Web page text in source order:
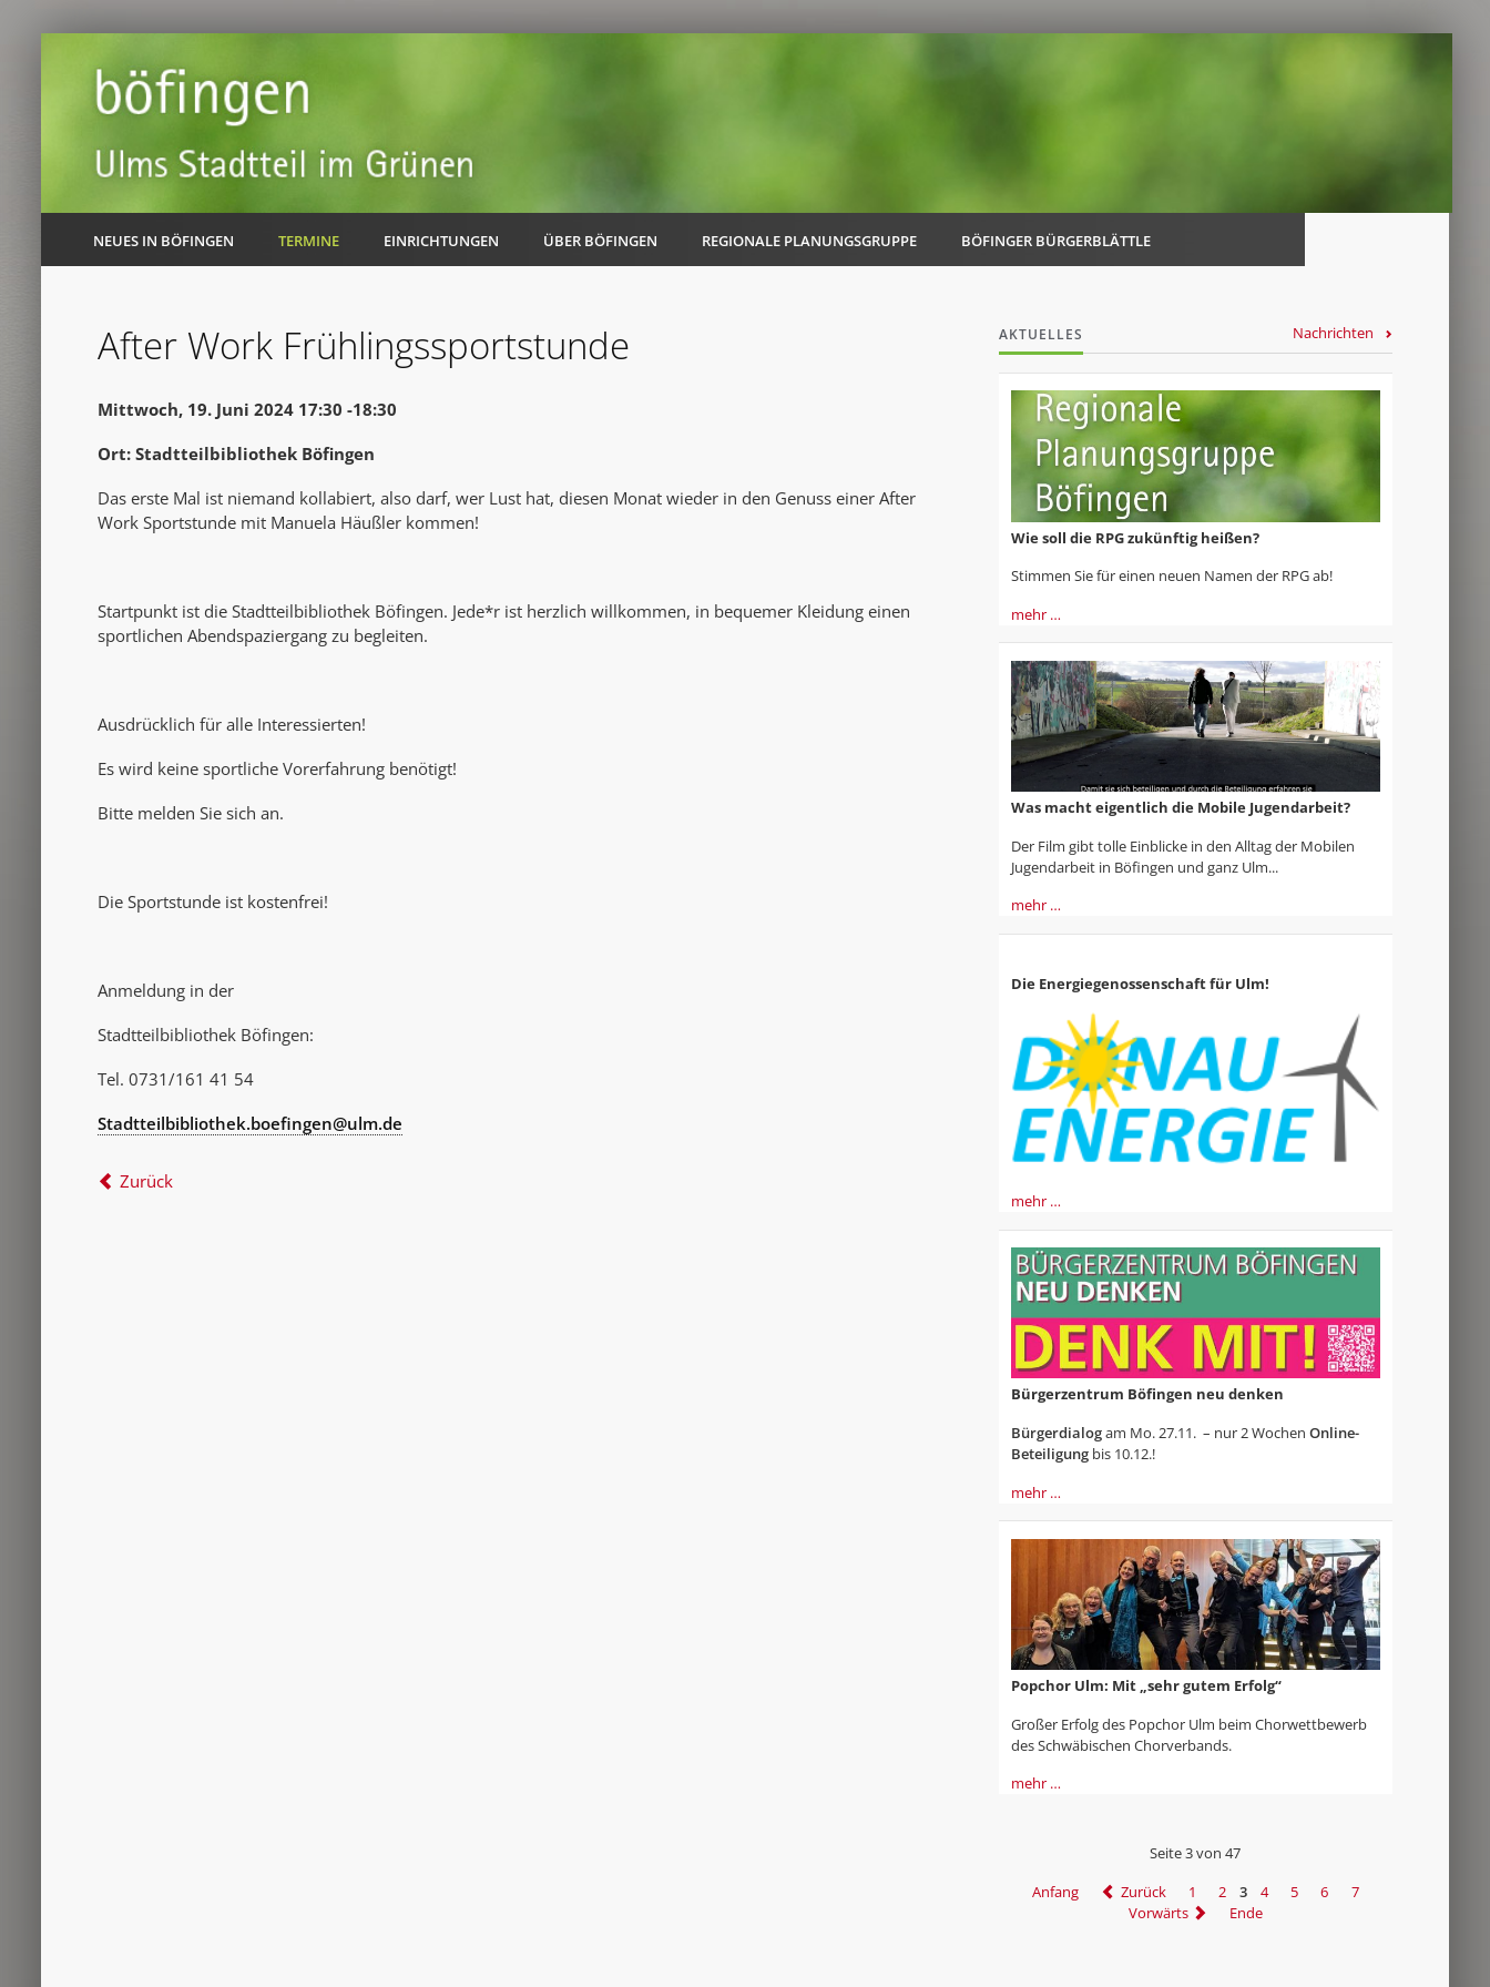
NEUES IN BÖFINGEN TERMINE EINRICHTUNGEN ÜBER BÖFINGEN REGIONALE PLANUNGSGRUPPE
AK Internet
BÖFINGER BÜRGERBLÄTTLE
After Work Frühlingssportstunde
Mittwoch, 19. Juni 2024 17:30 -18:30
Ort: Stadtteilbibliothek Böfingen
Das erste Mal ist niemand kollabiert, also darf, wer Lust hat, diesen Monat wieder in den Genuss einer After
Work Sportstunde mit Manuela Häußler kommen!
Startpunkt ist die Stadtteilbibliothek Böfingen. Jede*r ist herzlich willkommen, in bequemer Kleidung einen
sportlichen Abendspaziergang zu begleiten.
Ausdrücklich für alle Interessierten!
Es wird keine sportliche Vorerfahrung benötigt!
Bitte melden Sie sich an.
Die Sportstunde ist kostenfrei!
Anmeldung in der
Stadtteilbibliothek Böfingen:
Tel. 0731/161 41 54
Stadtteilbibliothek.boefingen@ulm.de
Zurück
AKTUELLES Nachrichten
Wie soll die RPG zukünftig heißen?
Stimmen Sie für einen neuen Namen der RPG ab!
mehr …
Was macht eigentlich die Mobile Jugendarbeit?
Der Film gibt tolle Einblicke in den Alltag der Mobilen
Jugendarbeit in Böfingen und ganz Ulm...
mehr …
Die Energiegenossenschaft für Ulm!
mehr …
Bürgerzentrum Böfingen neu denken
Bürgerdialogam Mo. 27.11. – nur 2 Wochen Online-
Beteiligungbis 10.12.!
mehr …
Popchor Ulm: Mit „sehr gutem Erfolg“
Großer Erfolg des Popchor Ulm beim Chorwettbewerb
des Schwäbischen Chorverbands.
mehr …
Seite 3 von 47
Anfang
Zurück 1 2 3 4 5 6
7
Vorwärts
Ende